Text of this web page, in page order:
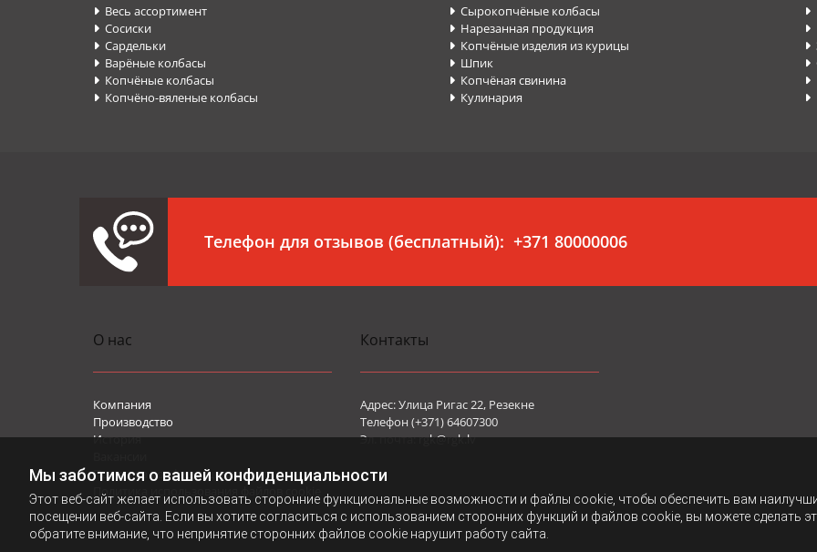
Мы заботимся о вашей конфиденциальности
Этот веб-сайт желает использовать сторонние функциональные возможности и файлы cookie, чтобы обеспечить вам
посещении веб-сайта. Если вы хотите согласиться с использованием сторонних функций и файлов cookie, вы можете сделать
обратите внимание, что непринятие сторонних файлов cookie нарушит работу сайта.
 Весь ассортимент
 Сосиски
 Cардельки
 Варёные колбасы
 Копчёные колбасы
 Копчёно-вяленые колбасы
Сырокопчёные колбасы
Нарезанная продукция
Копчёные изделия из курицы
Шпик
Копчёная свинина
Кулинария






Телефон для отзывов (бесплатный):+371 80000006
О нас
Компания
Производство
История
Политика конфиденциальности
Политика использования файлов cookie
Контакты
Адрес: Улица Ригас 22, Резекне
Телефон (+371) 64607300
Эл. почта:rgk@rgk.lv